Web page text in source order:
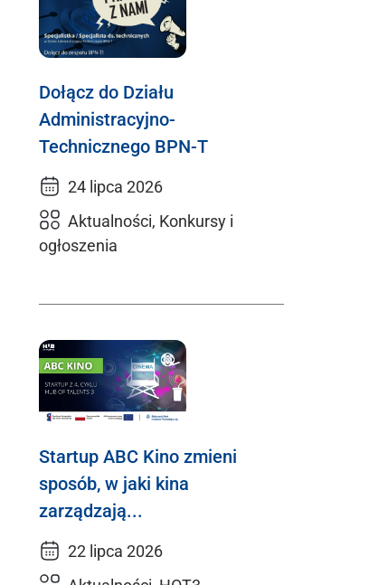
Dołącz do Działu
Administracyjno-
Technicznego BPN-T
24 lipca 2026
Aktualności, Konkursy i
ogłoszenia
Startup ABC Kino zmieni
sposób, w jaki kina
zarządzają...
22 lipca 2026